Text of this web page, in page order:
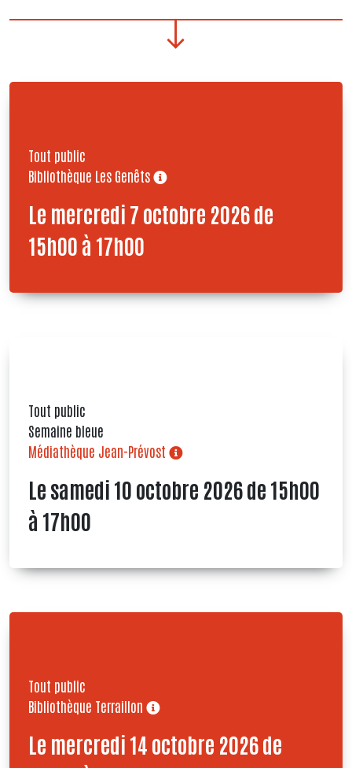
Le mercredi 7 octobre 2026 de
15h00 à 17h00
Tout public
Bibliothèque Les Genêts
Le samedi 10 octobre 2026 de 15h00
à 17h00
Tout public
Semaine bleue
Médiathèque Jean-Prévost
Le mercredi 14 octobre 2026 de
Tout public
Bibliothèque Terraillon